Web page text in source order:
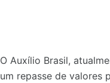
O Auxílio Brasil,
um repasse de valores